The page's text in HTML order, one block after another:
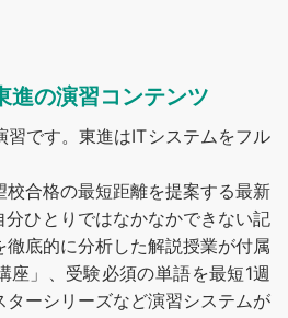
進の演習コンテンツ
習です。東進はITシステムをフル
合格の最短距離を提案する最新
ひとりではなかなかできない記
底的に分析した解説授業が付属
座」、受験必須の単語を最短1週
ターシリーズなど演習システムが